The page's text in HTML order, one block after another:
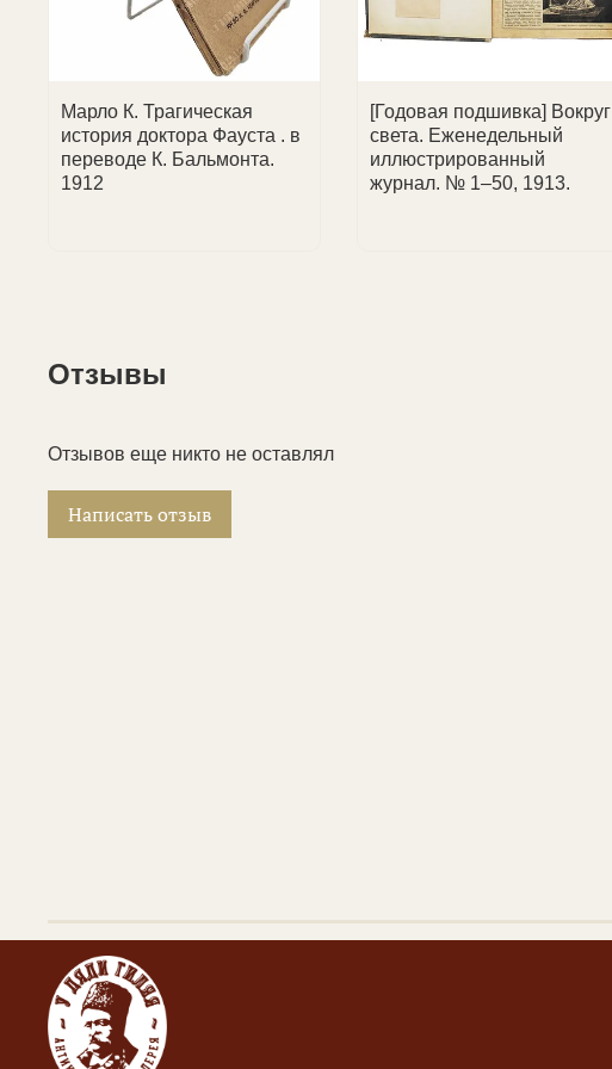
Марло К. Трагическая
история доктора Фауста . в
переводе К. Бальмонта.
1912
[Годовая подшивка] Вокруг
света. Еженедельный
иллюстрированный
журнал. № 1–50, 1913.
Отзывы
Отзывов еще никто не оставлял
Написать отзыв